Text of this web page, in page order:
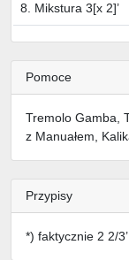
8. Mikstura 3[x 2]’
Pomoce
Tremolo Gamba,
z Manuałem,
Przypisy
*) faktycznie 2 2/3’